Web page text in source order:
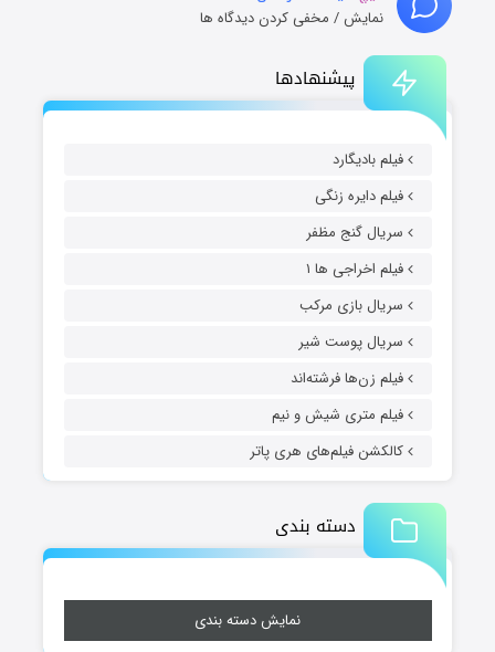
پیشنهادها
فیلم بادیگارد
فیلم دایره زنگی
سریال گنج مظفر
فیلم اخراجی ها ۱
سریال بازی مرکب
سریال پوست شیر
فیلم زن‌ها فرشته‌اند
فیلم متری شیش و نیم
کالکشن فیلم‌های هری پاتر
دسته بندی
نمایش دسته بندی
نمایش / مخفی کردن دیدگاه ها